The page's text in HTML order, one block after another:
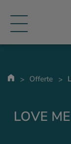
Offerte
LOVE